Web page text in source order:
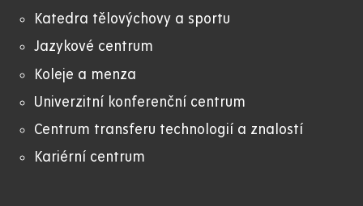
Katedra tělovýchovy a sportu
Jazykové centrum
Koleje a menza
Univerzitní konferenční centrum
Centrum transferu technologií a znalostí
Kariérní centrum